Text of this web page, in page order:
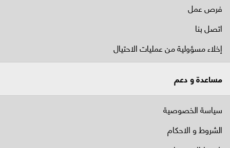
فرص عمل
اتصل بنا
إخلاء مسؤولية من عمليات الاحتيال
مساعدة و دعم
سياسة الخصوصية
الشروط و الاحكام